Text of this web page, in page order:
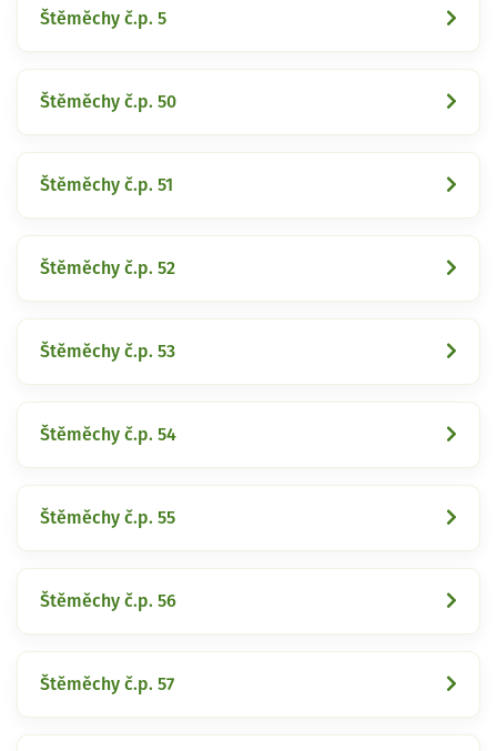
Štěměchy č.p. 5
Štěměchy č.p. 50
Štěměchy č.p. 51
Štěměchy č.p. 52
Štěměchy č.p. 53
Štěměchy č.p. 54
Štěměchy č.p. 55
Štěměchy č.p. 56
Štěměchy č.p. 57